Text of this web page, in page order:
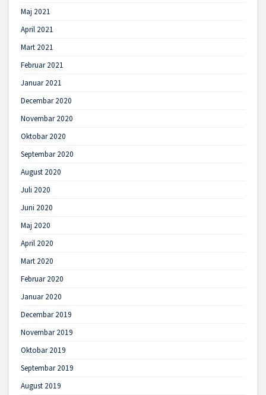
Maj 2021
April 2021
Mart 2021
Februar 2021
Januar 2021
Decembar 2020
Novembar 2020
Oktobar 2020
Septembar 2020
August 2020
Juli 2020
Juni 2020
Maj 2020
April 2020
Mart 2020
Februar 2020
Januar 2020
Decembar 2019
Novembar 2019
Oktobar 2019
Septembar 2019
August 2019